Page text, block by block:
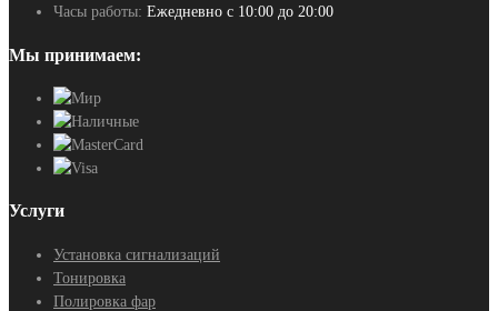
Часы работы: Ежедневно с 10:00 до 20:00
Мы принимаем:
Услуги
Установка сигнализаций
Тонировка
Полировка фар